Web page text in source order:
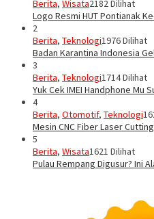
Berita, Wisata2182 Dilihat
Logo Resmi HUT Pontianak
2
Berita, Teknologi1976 Dilihat
Badan Karantina Indonesia
3
Berita, Teknologi1714 Dilihat
Yuk Cek IMEI Handphone Mu
4
Berita, Otomotif, Teknologi
Mesin CNC Fiber Laser
5
Berita, Wisata1621 Dilihat
Pulau Rempang Digusur? Ini